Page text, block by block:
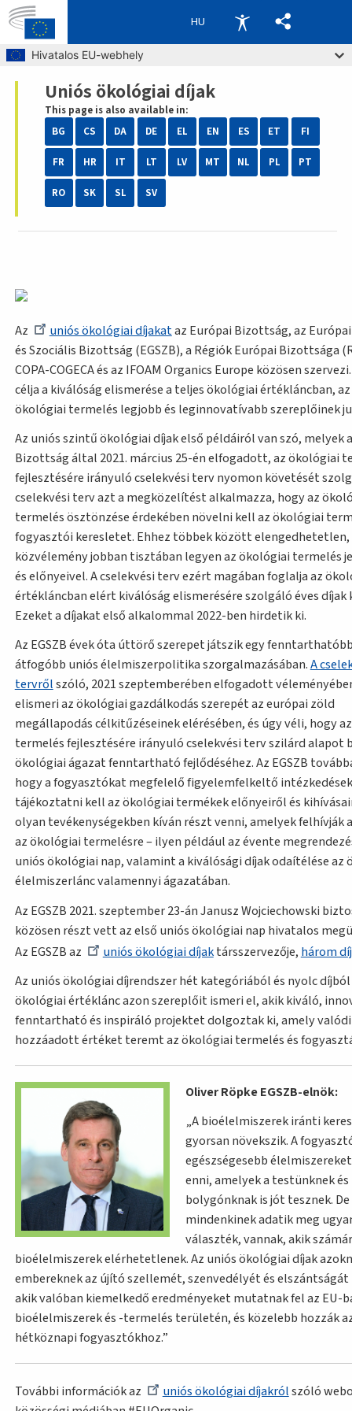
Skip to main content
Hivatalos EU-webhely
HU
Breadcrumb
Uniós ökológiai díjak
This page is also available in:
BG
CS DA DE EL EN ES ET FI
FR HR IT LT LV MT NL PL PT
RO SK SL SV
Az uniós ökológiai díjakataz Európai Bizottság, az
és Szociális Bizottság (EGSZB), a Régiók Európai Bizottsága
COPA-COGECA és az IFOAM Organics Europe közösen
célja a kiválóság elismerése a teljes ökológiai értékláncban,
ökológiai termelés legjobb és leginnovatívabb szereplőinek
Az uniós szintű ökológiai díjak első példáiról van szó, melyek
Bizottság által 2021. március 25-én elfogadott, az ökológiai
fejlesztésére irányuló cselekvési terv nyomon követését
cselekvési terv azt a megközelítést alkalmazza, hogy az
termelés ösztönzése érdekében növelni kell az ökológiai
fogyasztói keresletet. Ehhez többek között elengedhetetlen,
közvélemény jobban tisztában legyen az ökológiai termelés
és előnyeivel. A cselekvési terv ezért magában foglalja az
értékláncban elért kiválóság elismerésére szolgáló éves díjak
Ezeket a díjakat első alkalommal 2022-ben hirdetik ki.
Az EGSZB évek óta úttörő szerepet játszik egy
átfogóbb uniós élelmiszerpolitika szorgalmazásában.A
tervrőlszóló, 2021 szeptemberében elfogadott
elismeri az ökológiai gazdálkodás szerepét az európai zöld
megállapodás célkitűzéseinek elérésében, és úgy véli, hogy
termelés fejlesztésére irányuló cselekvési terv szilárd alapot
ökológiai ágazat fenntartható fejlődéséhez. Az EGSZB
hogy a fogyasztókat megfelelő figyelemfelkeltő
tájékoztatni kell az ökológiai termékek előnyeiről és
olyan tevékenységekben kíván részt venni, amelyek felhívják
az ökológiai termelésre – ilyen például az évente
uniós ökológiai nap, valamint a kiválósági díjak odaítélése az
élelmiszerlánc valamennyi ágazatában.
Az EGSZB 2021. szeptember 23-án Janusz Wojciechowski
közösen részt vett az első uniós ökológiai nap hivatalos
Az EGSZB az
uniós ökológiai díjaktársszervezője, három
Az uniós ökológiai díjrendszer hét kategóriából és nyolc díjból
ökológiai értéklánc azon szereplőit ismeri el, akik kiváló,
fenntartható és inspiráló projektet dolgoztak ki, amely valódi
hozzáadott értéket teremt az ökológiai termelés és
Oliver Röpke EGSZB-elnök:
A bioélelmiszerek iránti
gyorsan növekszik. A
egészségesebb
enni, amelyek a testünknek és
bolygónknak is jót tesznek.
mindenkinek adatik meg
választék, vannak, akik
bioélelmiszerek elérhetetlenek. Az uniós ökológiai díjak
embereknek az újító szellemét, szenvedélyét és
akik valóban kiemelkedő eredményeket mutatnak fel az EU-
bioélelmiszerek és -termelés területén, és közelebb hozzák
hétköznapi fogyasztókhoz.
További információk az uniós ökológiai díjakrólszóló